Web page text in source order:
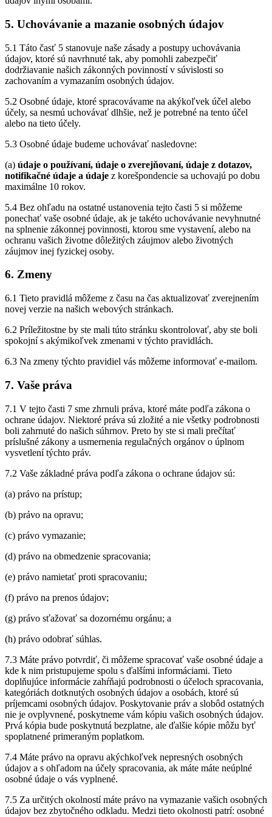
5. Uchovávanie a mazanie osobných údajov
5.1 Táto časť 5 stanovuje naše zásady a postupy uchovávania
údajov, ktoré sú navrhnuté tak, aby pomohli zabezpečiť
dodržiavanie našich zákonných povinností v súvislosti so
zachovaním a vymazaním osobných údajov.
5.2 Osobné údaje, ktoré spracovávame na akýkoľvek účel alebo
účely, sa nesmú uchovávať dlhšie, než je potrebné na tento účel
alebo na tieto účely.
5.3 Osobné údaje budeme uchovávať nasledovne:
(a) údaje o používaní, údaje o zverejňovaní, údaje z dotazov,
notifikačné údaje a údaje z korešpondencie sa uchovajú po dobu
maximálne 10 rokov.
5.4 Bez ohľadu na ostatné ustanovenia tejto časti 5 si môžeme
ponechať vaše osobné údaje, ak je takéto uchovávanie nevyhnutné
na splnenie zákonnej povinnosti, ktorou sme vystavení, alebo na
ochranu vašich životne dôležitých záujmov alebo životných
záujmov inej fyzickej osoby.
6. Zmeny
6.1 Tieto pravidlá môžeme z času na čas aktualizovať zverejnením
novej verzie na našich webových stránkach.
6.2 Príležitostne by ste mali túto stránku skontrolovať, aby ste boli
spokojní s akýmikoľvek zmenami v týchto pravidlách.
6.3 Na zmeny týchto pravidiel vás môžeme informovať e-mailom.
7. Vaše práva
7.1 V tejto časti 7 sme zhrnuli práva, ktoré máte podľa zákona o
ochrane údajov. Niektoré práva sú zložité a nie všetky podrobnosti
boli zahrnuté do našich súhrnov. Preto by ste si mali prečítať
príslušné zákony a usmernenia regulačných orgánov o úplnom
vysvetlení týchto práv.
7.2 Vaše základné práva podľa zákona o ochrane údajov sú:
(a) právo na prístup;
(b) právo na opravu;
(c) právo vymazanie;
(d) právo na obmedzenie spracovania;
(e) právo namietať proti spracovaniu;
(f) právo na prenos údajov;
(g) právo sťažovať sa dozornému orgánu; a
(h) právo odobrať súhlas.
7.3 Máte právo potvrdiť, či môžeme spracovať vaše osobné údaje a
kde k nim pristupujeme spolu s ďalšími informáciami. Tieto
doplňujúce informácie zahŕňajú podrobnosti o účeloch spracovania,
kategóriách dotknutých osobných údajov a osobách, ktoré sú
príjemcami osobných údajov. Poskytovanie práv a slobôd ostatných
nie je ovplyvnené, poskytneme vám kópiu vašich osobných údajov.
Prvá kópia bude poskytnutá bezplatne, ale ďalšie kópie môžu byť
spoplatnené primeraným poplatkom.
7.4 Máte právo na opravu akýchkoľvek nepresných osobných
údajov a s ohľadom na účely spracovania, ak máte máte neúplné
osobné údaje o vás vyplnené.
7.5 Za určitých okolností máte právo na vymazanie vašich osobných
údajov bez zbytočného odkladu. Medzi tieto okolnosti patrí: osobné